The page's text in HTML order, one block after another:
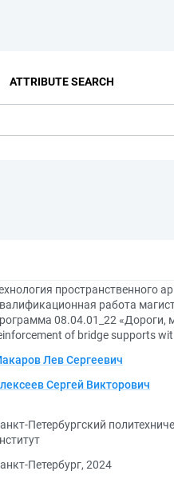
ATTRIBUTE SEARCH
пространственного
работа
08.04.01_22 «Дороги,
of bridge supports
Лев Сергеевич
Сергей Викторович
Петербургский
Петербург, 2024